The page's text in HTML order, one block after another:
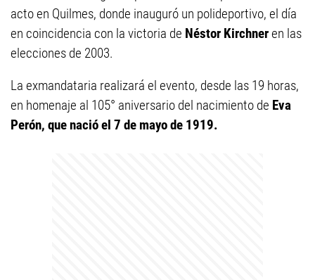
acto en Quilmes, donde inauguró un polideportivo, el día
en coincidencia con la victoria de Néstor Kirchneren las
elecciones de 2003.
La exmandataria realizará el evento, desde las 19 horas,
en homenaje al 105° aniversario del nacimiento de Eva
Perón, que nació el 7 de mayo de 1919.